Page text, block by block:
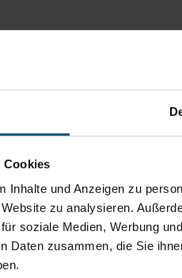
Cookies
Inhalte und Anzeigen zu
zu analysieren.
soziale Medien, Werbung
Daten zusammen, die Sie